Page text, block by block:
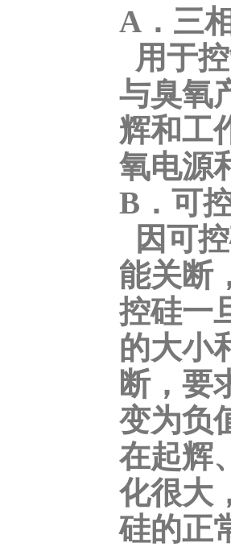
A．三
用于
与臭氧
辉和工
氧电源
B．可
因可
能关断
控硅一
的大小
断，要
变为负
在起辉
化很大
硅的正